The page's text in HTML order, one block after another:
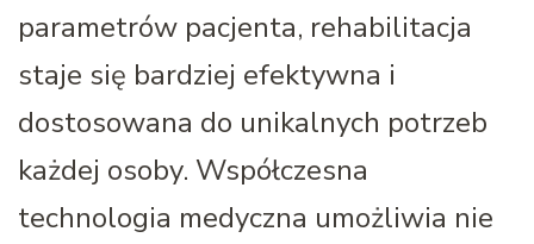
parametrów pacjenta, rehabilitacja
staje się bardziej efektywna i
dostosowana do unikalnych potrzeb
każdej osoby. Współczesna
technologia medyczna umożliwia nie